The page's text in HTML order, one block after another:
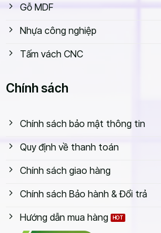
Bàn nhân viên có nhiều mẫu mã đẹp
Bàn ghế văn phòng do nhà máy
hết được làm từ gỗ công nghiệp có
chống tác động từ bên ngoài như
Gỗ MDF
Nhựa công nghiệp
Tấm vách CNC
Chính sách
Chính sách bảo mật thông tin
Quy định về thanh toán
Chính sách giao hàng
Chính sách Bảo hành & Đổi trả
Hướng dẫn mua hàng